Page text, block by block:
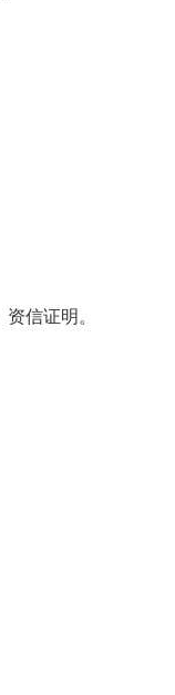
信证明。